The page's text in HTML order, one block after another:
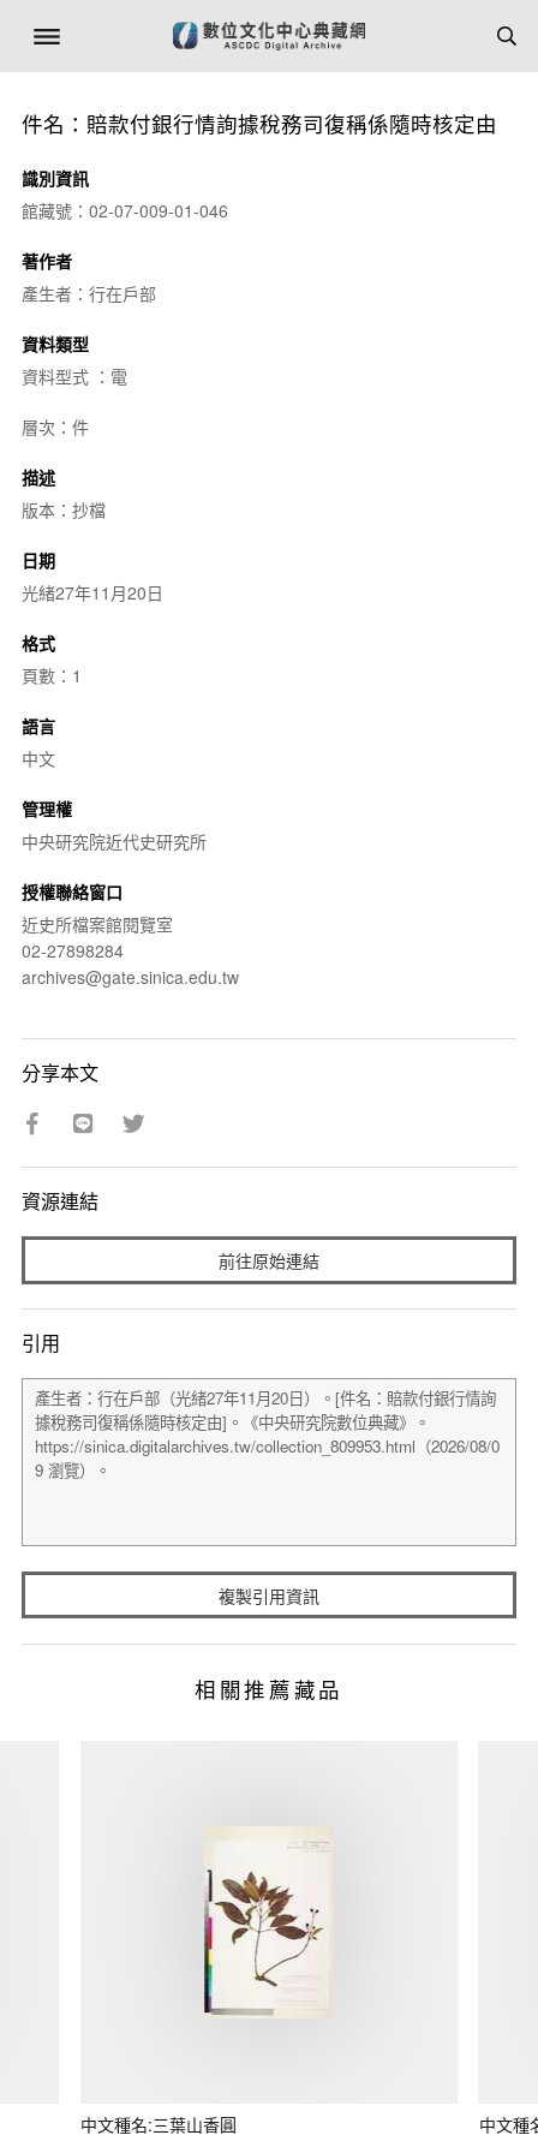
件名：賠款付銀行情詢據稅務司復稱係隨時核定由
識別資訊
館藏號：02-07-009-01-046
著作者
產生者：行在戶部
資料類型
資料型式 ：電
層次：件
描述
版本：抄檔
日期
光緒27年11月20日
格式
頁數：1
語言
中文
管理權
中央研究院近代史研究所
授權聯絡窗口
近史所檔案館閱覽室
02-27898284
archives@gate.sinica.edu.tw
分享本文
資源連結
前往原始連結
引用
複製引用資訊
相關推薦藏品
中文種名:三葉山香圓 中文種